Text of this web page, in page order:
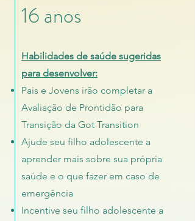
16 anos
Habilidades de saúde sugeridas
para desenvolver:
Pais e Jovens irão completar a
Avaliação de Prontidão para
Transição da Got Transition
Ajude seu filho adolescente a
aprender mais sobre sua própria
saúde e o que fazer em caso de
emergência
Incentive seu filho adolescente a